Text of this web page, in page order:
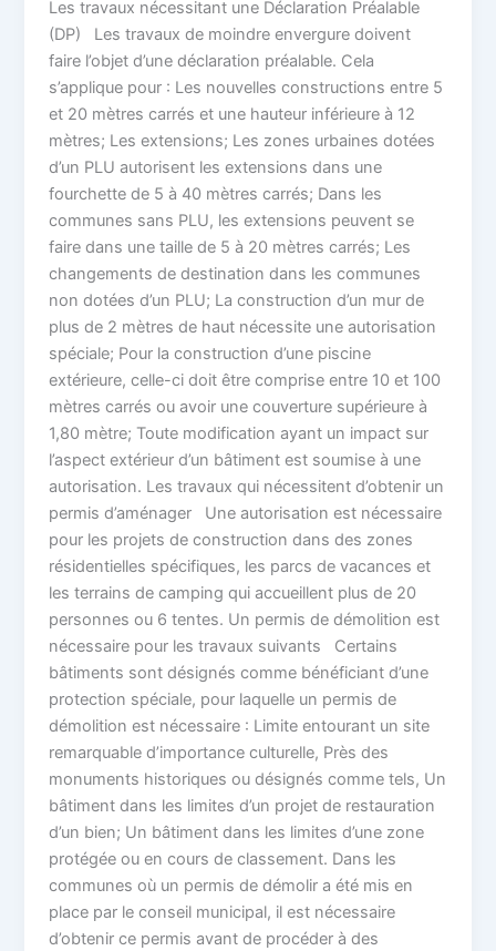
Les travaux nécessitant une Déclaration Préalable
(DP) Les travaux de moindre envergure doivent
faire l’objet d’une déclaration préalable. Cela
s’applique pour : Les nouvelles constructions entre 5
et 20 mètres carrés et une hauteur inférieure à 12
mètres; Les extensions; Les zones urbaines dotées
d’un PLU autorisent les extensions dans une
fourchette de 5 à 40 mètres carrés; Dans les
communes sans PLU, les extensions peuvent se
faire dans une taille de 5 à 20 mètres carrés; Les
changements de destination dans les communes
non dotées d’un PLU; La construction d’un mur de
plus de 2 mètres de haut nécessite une autorisation
spéciale; Pour la construction d’une piscine
extérieure, celle-ci doit être comprise entre 10 et 100
mètres carrés ou avoir une couverture supérieure à
1,80 mètre; Toute modification ayant un impact sur
l’aspect extérieur d’un bâtiment est soumise à une
autorisation. Les travaux qui nécessitent d’obtenir un
permis d’aménager Une autorisation est nécessaire
pour les projets de construction dans des zones
résidentielles spécifiques, les parcs de vacances et
les terrains de camping qui accueillent plus de 20
personnes ou 6 tentes. Un permis de démolition est
nécessaire pour les travaux suivants Certains
bâtiments sont désignés comme bénéficiant d’une
protection spéciale, pour laquelle un permis de
démolition est nécessaire : Limite entourant un site
remarquable d’importance culturelle, Près des
monuments historiques ou désignés comme tels, Un
bâtiment dans les limites d’un projet de restauration
d’un bien; Un bâtiment dans les limites d’une zone
protégée ou en cours de classement. Dans les
communes où un permis de démolir a été mis en
place par le conseil municipal, il est nécessaire
d’obtenir ce permis avant de procéder à des